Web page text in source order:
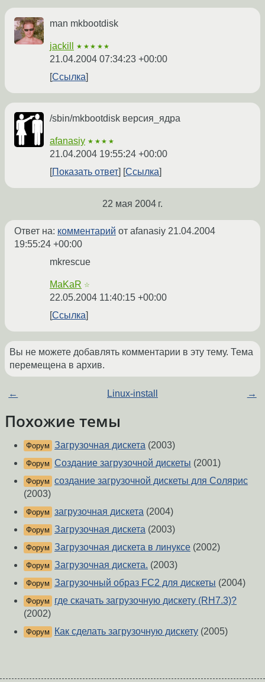
man mkbootdisk
jackill ★★★★★
21.04.2004 07:34:23 +00:00
Ссылка
/sbin/mkbootdisk версия_ядра
afanasiy ★★★★
21.04.2004 19:55:24 +00:00
Показать ответ
Ссылка
22 мая 2004 г.
Ответ на: комментарий от afanasiy 21.04.2004
19:55:24 +00:00
mkrescue
MaKaR ☆
22.05.2004 11:40:15 +00:00
Ссылка
Вы не можете добавлять комментарии в эту тему. Тема
перемещена в архив.
← Linux-install →
Похожие темы
Форум Загрузочная дискета (2003)
Форум Создание загрузочной дискеты (2001)
Форум создание загрузочной дискеты для Солярис
(2003)
Форум загрузочная дискета (2004)
Форум Загрузочная дискета (2003)
Форум Загрузочная дискета в линуксе (2002)
Форум Загрузочная дискета. (2003)
Форум Загрузочный образ FC2 для дискеты (2004)
Форум
где скачать загрузочную дискету (RH7.3)?
(2002)
Форум Как сделать загрузочную дискету (2005)